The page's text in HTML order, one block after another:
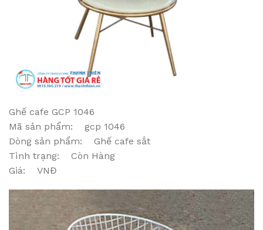
Ghế cafe GCP 1046
Mã sản phẩm: gcp 1046
Dòng sản phẩm: Ghế cafe sắt
Tình trạng: Còn Hàng
Giá: VNĐ